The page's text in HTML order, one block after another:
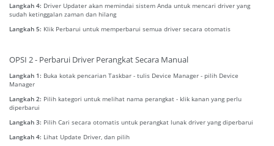
Langkah 4: Driver Updater akan memindai sistem Anda untuk mencari driver yang
sudah ketinggalan zaman dan hilang
Langkah 5: Klik Perbarui untuk memperbarui semua driver secara otomatis
OPSI 2 - Perbarui Driver Perangkat Secara Manual
Langkah 1: Buka kotak pencarian Taskbar - tulis Device Manager - pilih Device
Manager
Langkah 2: Pilih kategori untuk melihat nama perangkat - klik kanan yang perlu
diperbarui
Langkah 3: Pilih Cari secara otomatis untuk perangkat lunak driver yang diperbarui
Langkah 4: Lihat Update Driver, dan pilih